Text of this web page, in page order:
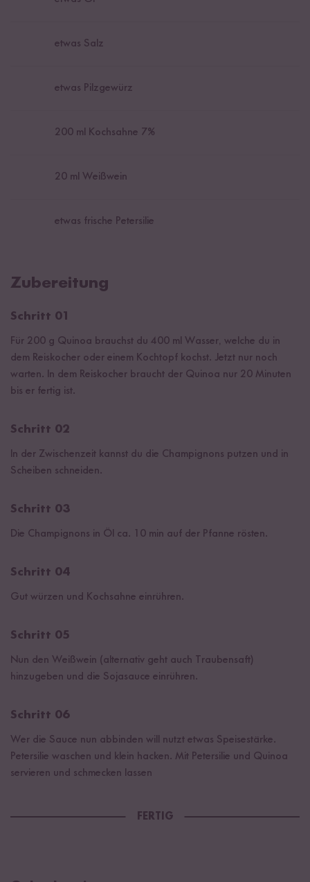
etwas Salz
etwas Pilzgewürz
200 ml Kochsahne 7%
20 ml Weißwein
etwas frische Petersilie
Zubereitung
Schritt 01
Für 200 g Quinoa brauchst du 400 ml Wasser, welche du in
dem Reiskocher oder einem Kochtopf kochst. Jetzt nur noch
warten. In dem Reiskocher braucht der Quinoa nur 20 Minuten
bis er fertig ist.
Schritt 02
In der Zwischenzeit kannst du die Champignons putzen und in
Scheiben schneiden.
Schritt 03
Die Champignons in Öl ca. 10 min auf der Pfanne rösten.
Schritt 04
Gut würzen und Kochsahne einrühren.
Schritt 05
Nun den Weißwein (alternativ geht auch Traubensaft)
hinzugeben und die Sojasauce einrühren.
Schritt 06
Wer die Sauce nun abbinden will nutzt etwas Speisestärke.
Petersilie waschen und klein hacken. Mit Petersilie und Quinoa
servieren und schmecken lassen
FERTIG